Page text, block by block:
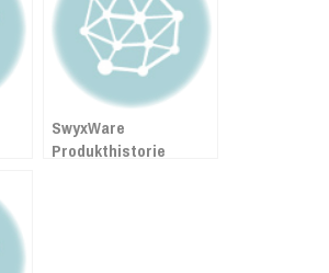
SwyxWare
Produkthistorie